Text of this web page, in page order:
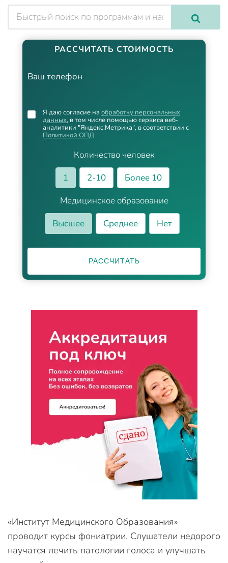
РАССЧИТАТЬ СТОИМОСТЬ
Ваш телефон
Количество человек
1
2-10
Более 10
Медицинское образование
Высшее
Среднее Нет
Я даю согласие на обработку персональных
данных, в том числе помощью сервиса веб-
аналитики "Яндекс.Метрика", в соответствии с
Политикой ОПД
РАССЧИТАТЬ
«Институт Медицинского Образования»
проводит курсы фониатрии. Слушатели недорого
научатся лечить патологии голоса и улучшать